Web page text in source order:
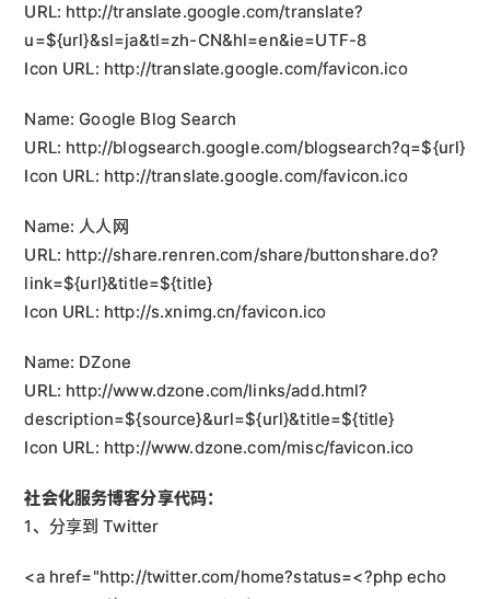
URL: http://translate.google.com/translate?
u=${url}&sl=ja&tl=zh-CN&hl=en&ie=UTF-8
Icon URL: http://translate.google.com/favicon.ico
Name: Google Blog Search
URL: http://blogsearch.google.com/blogsearch?q=${url}
Icon URL: http://translate.google.com/favicon.ico
Name: 人人网
URL: http://share.renren.com/share/buttonshare.do?
link=${url}&title=${title}
Icon URL: http://s.xnimg.cn/favicon.ico
Name: DZone
URL: http://www.dzone.com/links/add.html?
description=${source}&url=${url}&title=${title}
Icon URL: http://www.dzone.com/misc/favicon.ico
社会化服务博客分享代码：
1、分享到 Twitter
<a href="http://twitter.com/home?status=<?php echo